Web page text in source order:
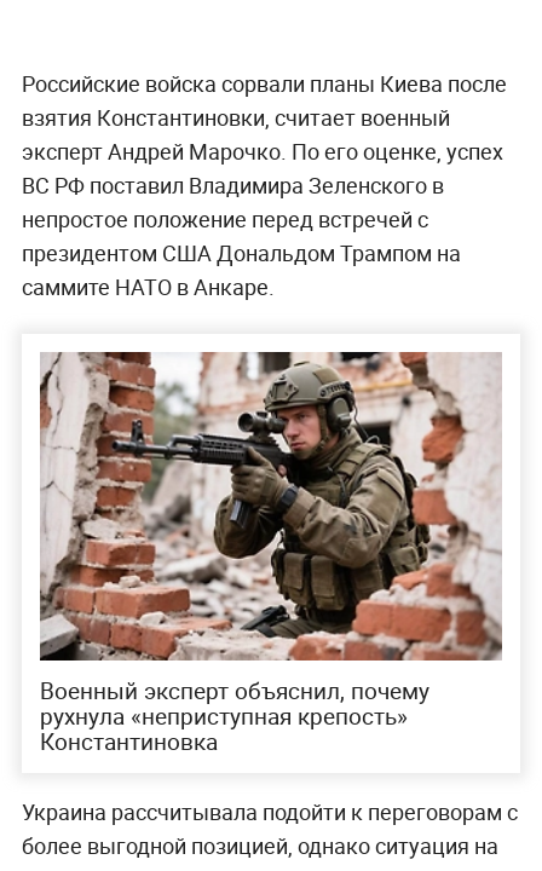
Российские войска сорвали планы Киева после
взятия Константиновки, считает военный
эксперт Андрей Марочко. По его оценке, успех
ВС РФ поставил Владимира Зеленского в
непростое положение перед встречей с
президентом США Дональдом Трампом на
саммите НАТО в Анкаре.
Военный эксперт объяснил, почему
рухнула «неприступная крепость»
Константиновка
Украина рассчитывала подойти к переговорам с
более выгодной позицией, однако ситуация на